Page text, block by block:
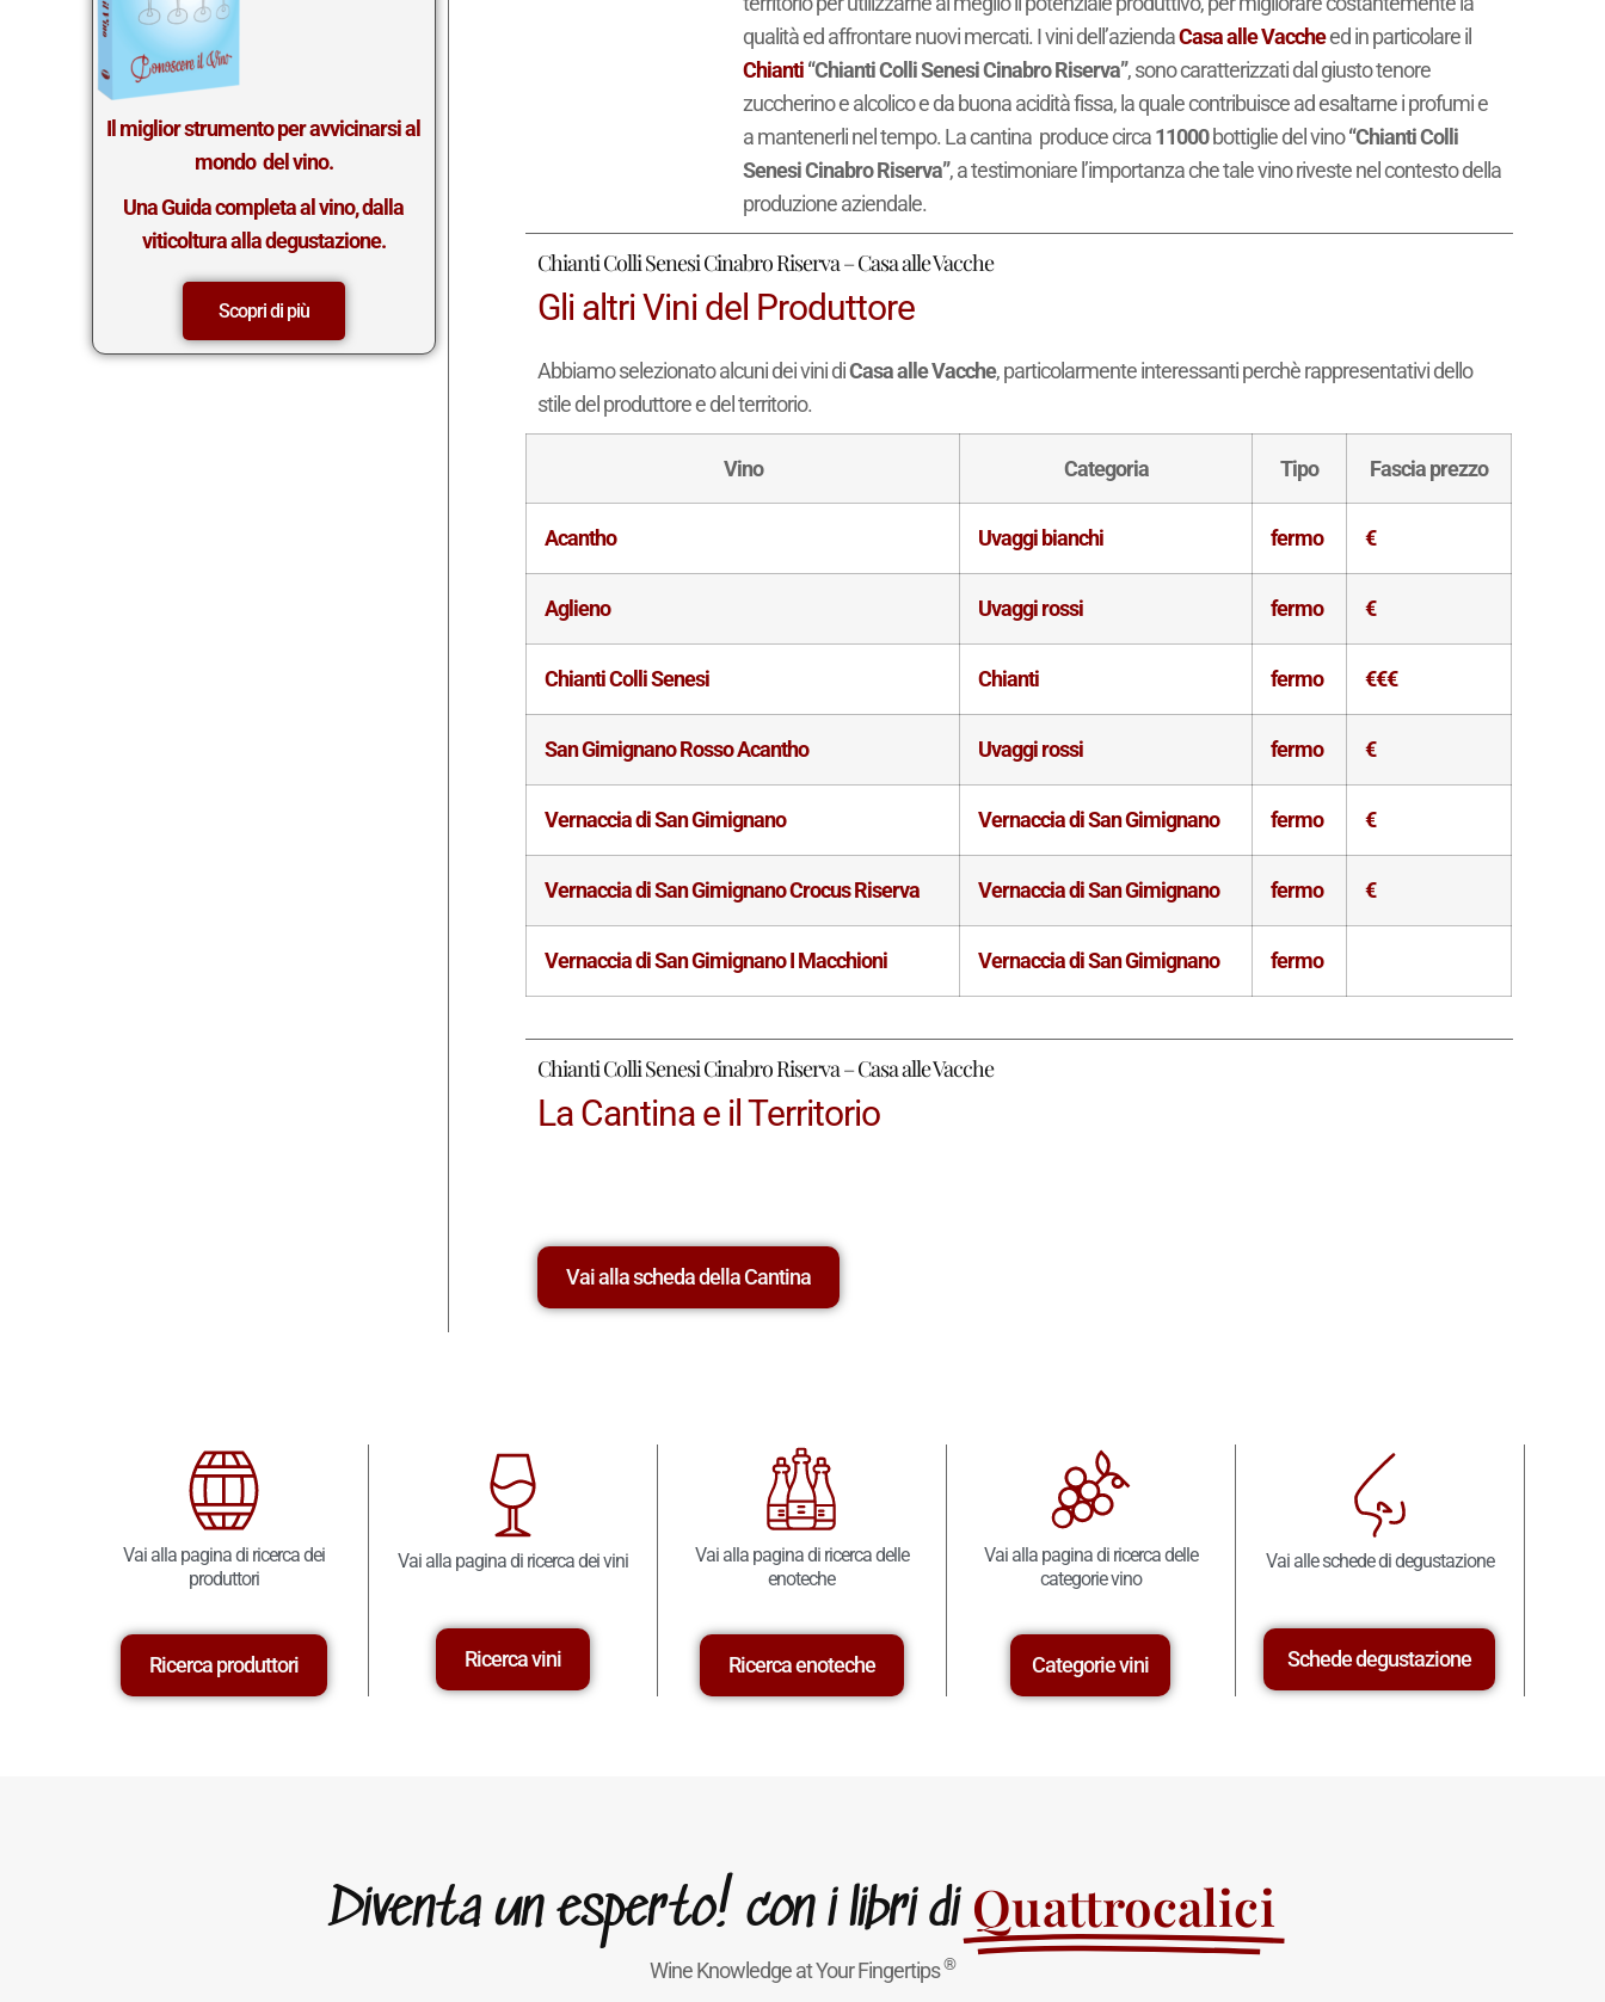
Il miglior strumento per avvicinarsi al
mondo del vino.
Una Guida completa al vino, dalla
viticoltura alla degustazione.
Scopri di più
qualità ed affrontare nuovi mercati. I vini dell’aziendaCasa alle Vaccheed in particolare il
Chianti “Chianti Colli Senesi Cinabro Riserva”, sono caratterizzati dal giusto tenore
zuccherino e alcolico e da buona acidità fissa, la quale contribuisce ad esaltarne i profumi e
a mantenerli nel tempo. La cantina produce circa11000bottiglie del vino“Chianti Colli
Senesi Cinabro Riserva”, a testimoniare l’importanza che tale vino riveste nel contesto della
produzione aziendale.
Chianti Colli Senesi Cinabro Riserva – Casa alle Vacche
Gli altri Vini del Produttore
Abbiamo selezionato alcuni dei vini diCasa alle Vacche, particolarmente interessanti perchè rappresentativi dello
stile del produttore e del territorio.
Vino Categoria Tipo Fascia prezzo
Acantho Uvaggi bianchi fermo €
Aglieno Uvaggi rossi fermo €
Chianti Colli Senesi Chianti fermo €€€
San Gimignano Rosso Acantho Uvaggi rossi fermo €
Vernaccia di San Gimignano Vernaccia di San Gimignano fermo €
Vernaccia di San Gimignano Crocus Riserva Vernaccia di San Gimignano fermo €
Vernaccia di San Gimignano I Macchioni Vernaccia di San Gimignano fermo
Chianti Colli Senesi Cinabro Riserva – Casa alle Vacche
La Cantina e il Territorio
Vai alla scheda della Cantina
Vai alla pagina di ricerca dei
produttori
Ricerca produttori
Vai alla pagina di ricerca dei vini
Ricerca vini
Vai alla pagina di ricerca delle
enoteche
Ricerca enoteche
Vai alla pagina di ricerca delle
categorie vino
Categorie vini
Vai alle schede di degustazione
Schede degustazione
Diventa un esperto! con i libri di Quattrocalici
Wine Knowledge at Your Fingertips®